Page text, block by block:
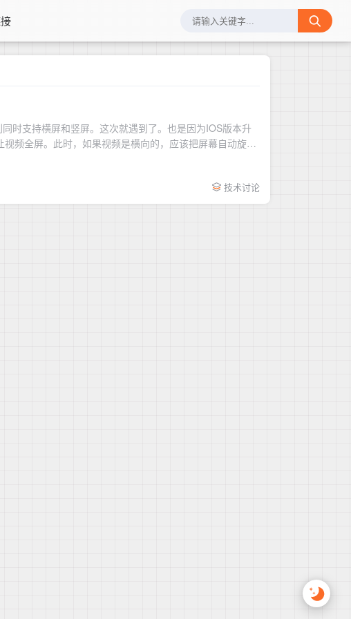
时支持横屏和竖屏。这次就遇到了。也是因为IOS版本升
频全屏。此时，如果视频是横向的，应该把屏幕自动旋转
技术讨论